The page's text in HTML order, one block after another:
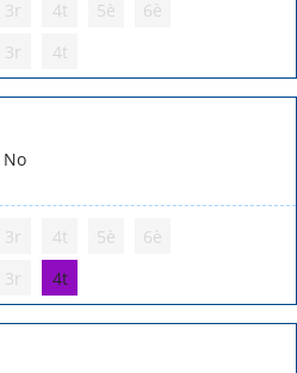
3r 4t 5è
6è
3r 4t
No
3r 4t 5è
6è
3r 4t